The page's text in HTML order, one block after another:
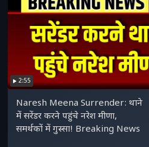
2:55
Naresh Meena Surrender: थाने
में सरेंडर करने पहुंचे नरेश मीणा,
समर्थकों में गुस्सा! Breaking News